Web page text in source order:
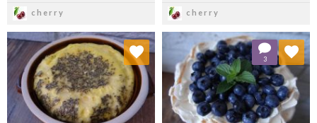
cherry cherry
Dodaj do ulubionych
Wybierz listę:
3
Dodaj do ulubionych
Wybierz listę: